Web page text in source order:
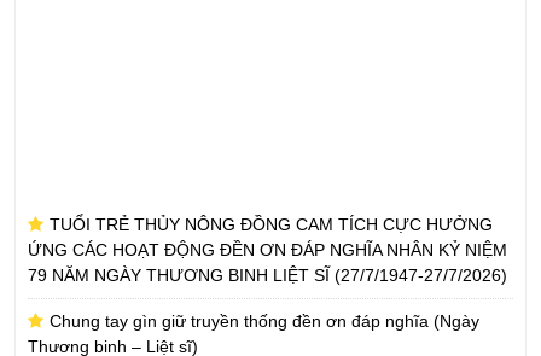
TUỔI TRẺ THỦY NÔNG ĐỒNG CAM TÍCH CỰC HƯỞNG
ỨNG CÁC HOẠT ĐỘNG ĐỀN ƠN ĐÁP NGHĨA NHÂN KỶ NIỆM
79 NĂM NGÀY THƯƠNG BINH LIỆT SĨ (27/7/1947-27/7/2026)
Thương binh – Liệt sĩ)